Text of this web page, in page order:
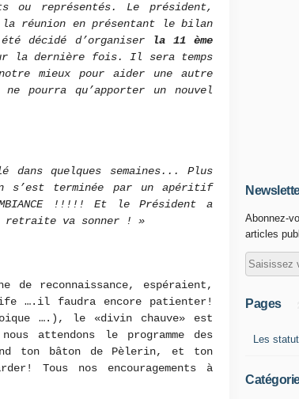
représentés. Le président,
la réunion en présentant le bilan
décidé d’organiser
la 11 ème
la dernière fois. Il sera temps
mieux pour aider une autre
pourra qu’apporter un nouvel
dans quelques semaines... Plus
s’est terminée par un apéritif
!!!!! Et le Président a
retraite va sonner ! »
reconnaissance, espéraient,
….il faudra encore patienter!
….), le «divin chauve» est
attendons le programme des
ton bâton de Pèlerin, et ton
Tous nos encouragements à
Abonnez-
articles
Pages
Les